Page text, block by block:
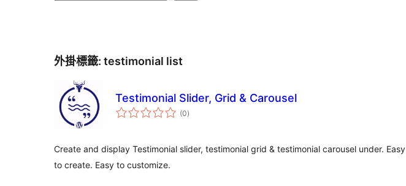
外掛標籤: testimonial list
Testimonial Slider, Grid & Carousel
(0總
評)
Create and display Testimonial slider, testimonial grid & testimonial carousel under. Easy
to create. Easy to customize.